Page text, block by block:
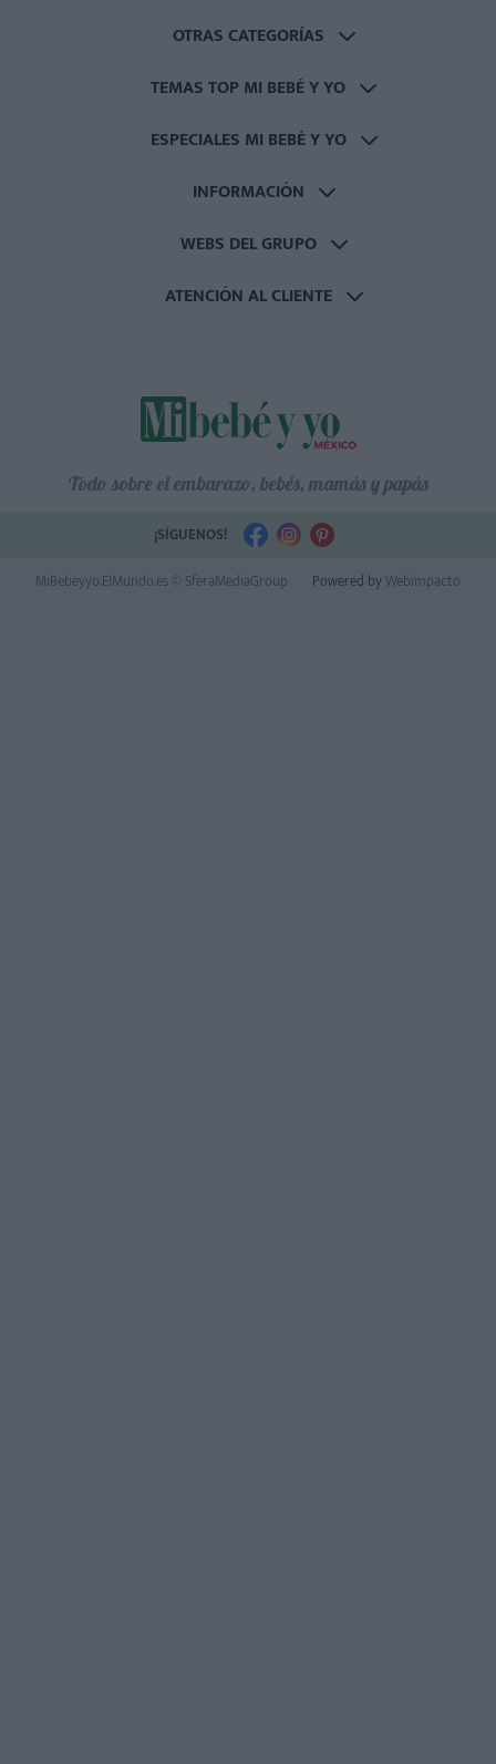
OTRAS CATEGORÍAS
TEMAS TOP MI BEBÉ Y YO
ESPECIALES MI BEBÉ Y YO
INFORMACIÓN
WEBS DEL GRUPO
ATENCIÓN AL CLIENTE
Todo sobre el embarazo, bebés, mamás y papás
¡SÍGUENOS!
MiBebeyyo.ElMundo.es © SferaMediaGroup
Powered byWebimpacto